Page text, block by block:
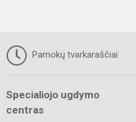
Pamokų tvarkaraščiai
Specialiojo ugdymo
centras